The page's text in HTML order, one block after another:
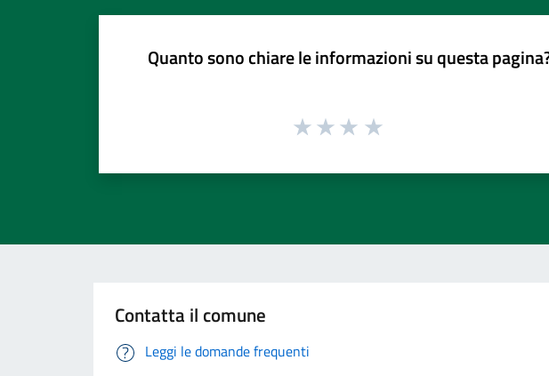
Quanto sono chiare le informazioni su questa
Contatta il comune
Leggi le domande frequenti